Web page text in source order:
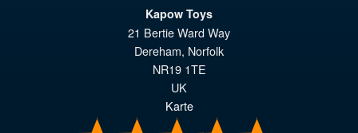
Kapow Toys
21 Bertie Ward Way
Dereham, Norfolk
NR19 1TE
UK
Karte